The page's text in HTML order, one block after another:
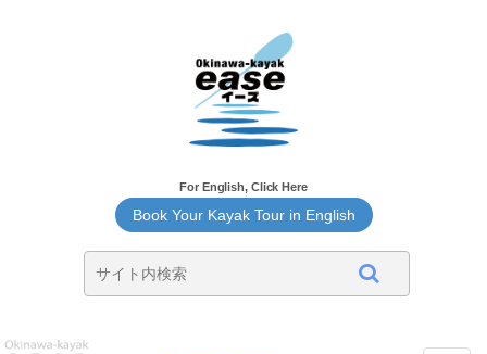
For English, Click Here
Book Your Kayak Tour in English